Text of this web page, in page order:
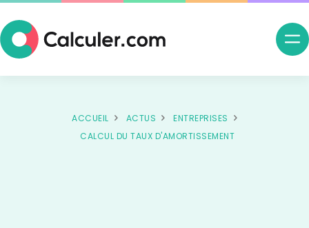
ACCUEIL ACTUS
ENTREPRISES
CALCUL DU TAUX D'AMORTISSEMENT